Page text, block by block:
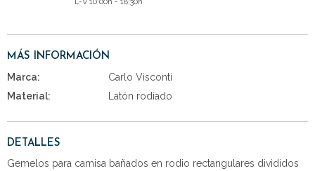
MÁS INFORMACIÓN
Marca:
Carlo Visconti
Material:
Latón rodiado
DETALLES
Gemelos para camisa bañados en rodio rectangulares divididos